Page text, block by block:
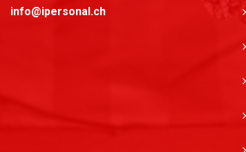
info@ipersonal.ch